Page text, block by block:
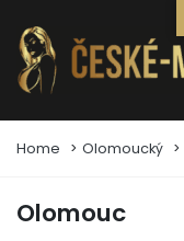
Home Olomoucký
Olomouc